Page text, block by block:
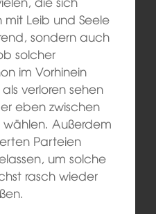
Leib und Seele
sondern auch
solcher
im Vorhinein
verloren sehen
eben zwischen
wählen. Außerdem
Parteien
um solche
rasch wieder